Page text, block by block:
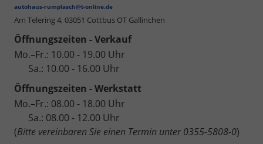
autohaus-rumplasch@t-online.de
Am Telering 4, 03051 Cottbus OT Gallinchen
Öffnungszeiten - Verkauf
Mo.–Fr.: 10.00 - 19.00 Uhr
Sa.: 10.00 - 16.00 Uhr
Öffnungszeiten - Werkstatt
Mo.–Fr.: 08.00 - 18.00 Uhr
Sa.: 08.00 - 12.00 Uhr
(Bitte vereinbaren Sie einen Termin unter 0355-5808-0)